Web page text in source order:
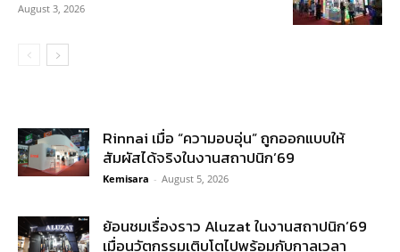
August 3, 2026
Rinnai เมื่อ “ความอบอุ่น” ถูกออกแบบให้
สัมผัสได้จริงในงานสถาปนิก’69
Kemisara - August 5, 2026
ย้อนชมเรื่องราว Aluzat ในงานสถาปนิก’69
เมื่อนวัตกรรมเติบโตไปพร้อมกับกาลเวลา